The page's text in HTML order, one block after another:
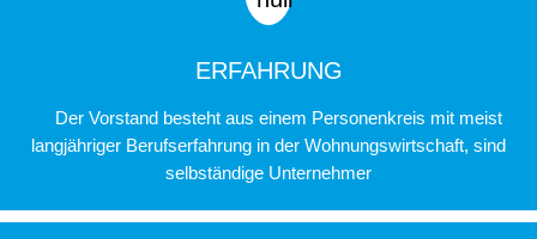
ERFAHRUNG
Der Vorstand besteht aus einem Personenkreis mit meist
langjähriger Berufserfahrung in der Wohnungswirtschaft, sind
selbständige Unternehmer